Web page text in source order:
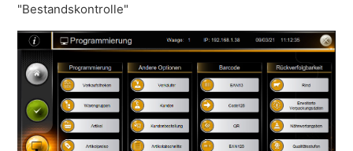
"Bestandskontrolle"